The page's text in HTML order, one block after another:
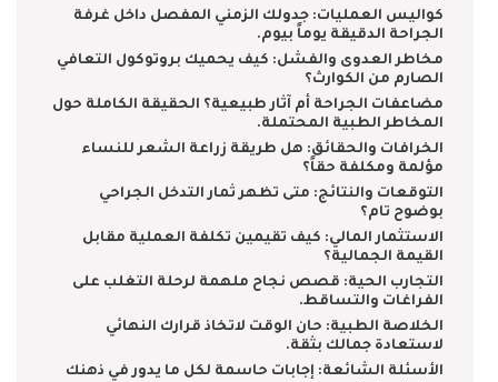
كواليس العمليات: جدولك الزمني المفصل داخل غرفة
الجراحة الدقيقة يوماً بيوم.
مخاطر العدوى والفشل: كيف يحميك بروتوكول التعافي
الصارم من الكوارث؟
مضاعفات الجراحة أم آثار طبيعية؟ الحقيقة الكاملة حول
المخاطر الطبية المحتملة.
الخرافات والحقائق: هل طريقة زراعة الشعر للنساء
مؤلمة ومكلفة حقاً؟
التوقعات والنتائج: متى تظهر ثمار التدخل الجراحي
بوضوح تام؟
الاستثمار المالي: كيف تقيمين تكلفة العملية مقابل
القيمة الجمالية؟
التجارب الحية: قصص نجاح ملهمة لرحلة التغلب على
الفراغات والتساقط.
الخلاصة الطبية: حان الوقت لاتخاذ قرارك النهائي
لاستعادة جمالك بثقة.
الأسئلة الشائعة: إجابات حاسمة لكل ما يدور في ذهنك